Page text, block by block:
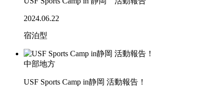
2024.06.22
宿泊型
中部地方
USF Sports Camp in静岡 活動報告！